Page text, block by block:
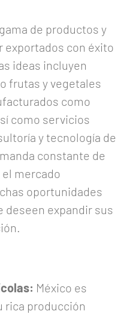
de productos y
exportados con éxito
ideas incluyen
frutas y vegetales
como
como servicios
y tecnología de
constante de
mercado
oportunidades
deseen expandir sus
México es
rica producción